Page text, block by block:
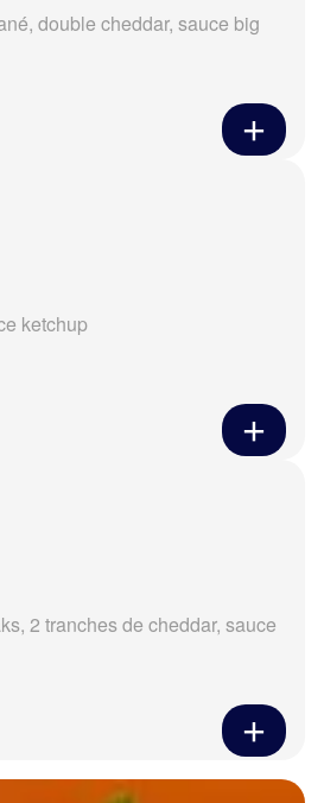
double cheddar, sauce big
ketchup
2 tranches de cheddar, sauce